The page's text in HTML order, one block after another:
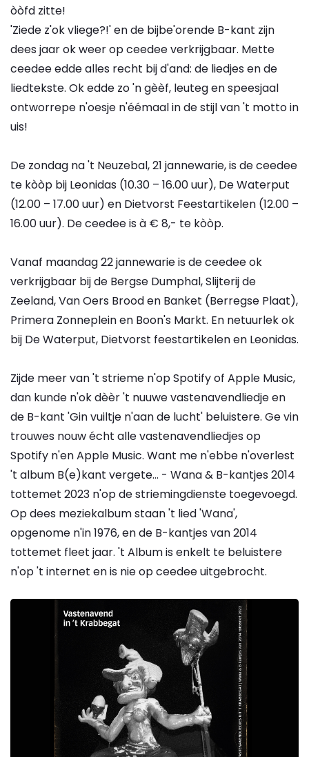
òòfd zitte!
'Ziede z'ok vliege?!' en de bijbe'orende B-kant zijn
dees jaar ok weer op ceedee verkrijgbaar. Mette
ceedee edde alles recht bij d'and: de liedjes en de
liedtekste. Ok edde zo 'n gèèf, leuteg en speesjaal
ontworrepe n'oesje n'éémaal in de stijl van 't motto in
uis!
De zondag na 't Neuzebal, 21 jannewarie, is de ceedee
te kòòp bij Leonidas (10.30 – 16.00 uur), De Waterput
(12.00 – 17.00 uur) en Dietvorst Feestartikelen (12.00 –
16.00 uur). De ceedee is à € 8,- te kòòp.
Vanaf maandag 22 jannewarie is de ceedee ok
verkrijgbaar bij de Bergse Dumphal, Slijterij de
Zeeland, Van Oers Brood en Banket (Berregse Plaat),
Primera Zonneplein en Boon's Markt. En netuurlek ok
bij De Waterput, Dietvorst feestartikelen en Leonidas.
Zijde meer van 't strieme n'op Spotify of Apple Music,
dan kunde n'ok dèèr 't nuuwe vastenavendliedje en
de B-kant 'Gin vuiltje n'aan de lucht' beluistere. Ge vin
trouwes nouw écht alle vastenavendliedjes op
Spotify n'en Apple Music. Want me n'ebbe n'overlest
't album B(e)kant vergete… - Wana & B-kantjes 2014
tottemet 2023 n'op de striemingdienste toegevoegd.
Op dees meziekalbum staan 't lied 'Wana',
opgenome n'in 1976, en de B-kantjes van 2014
tottemet fleet jaar. 't Album is enkelt te beluistere
n'op 't internet en is nie op ceedee uitgebrocht.